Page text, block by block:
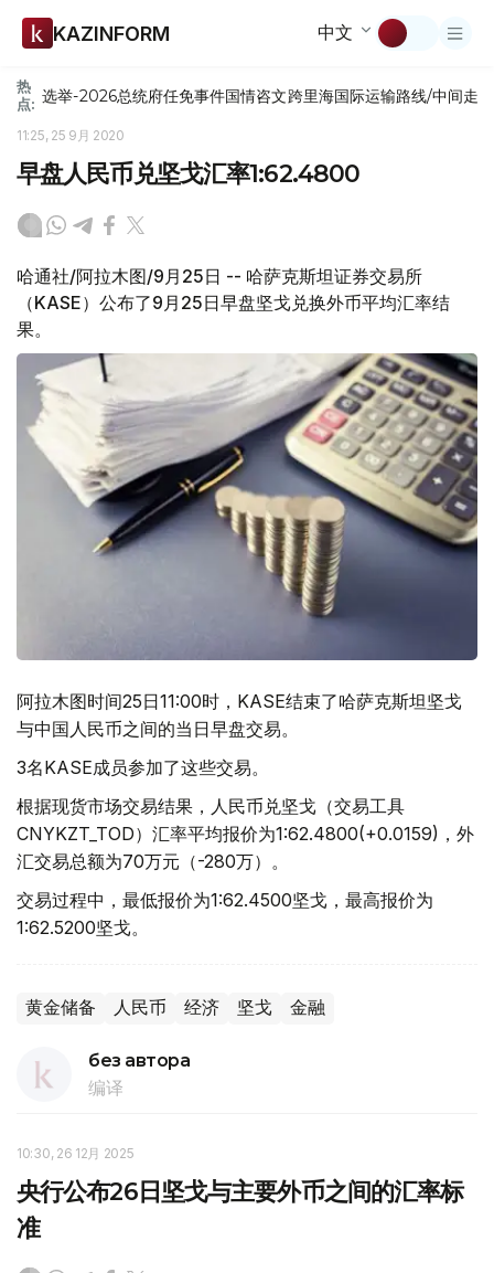
KAZINFORM 中文
热
点: 选举-2026总统府任免事件国情咨文跨里海国际运输路线/中间走廊
11:25, 25 9月 2020
早盘人民币兑坚戈汇率1:62.4800
哈通社/阿拉木图/9月25日 -- 哈萨克斯坦证券交易所
（KASE）公布了9月25日早盘坚戈兑换外币平均汇率结
果。
阿拉木图时间25日11:00时，KASE结束了哈萨克斯坦坚戈
与中国人民币之间的当日早盘交易。
3名KASE成员参加了这些交易。
根据现货市场交易结果，人民币兑坚戈（交易工具
CNYKZT_TOD）汇率平均报价为1:62.4800(+0.0159)，外
汇交易总额为70万元（-280万）。
交易过程中，最低报价为1:62.4500坚戈，最高报价为
1:62.5200坚戈。
黄金储备 人民币 经济 坚戈 金融
без автора
编译
10:30, 26 12月 2025
央行公布26日坚戈与主要外币之间的汇率标
准